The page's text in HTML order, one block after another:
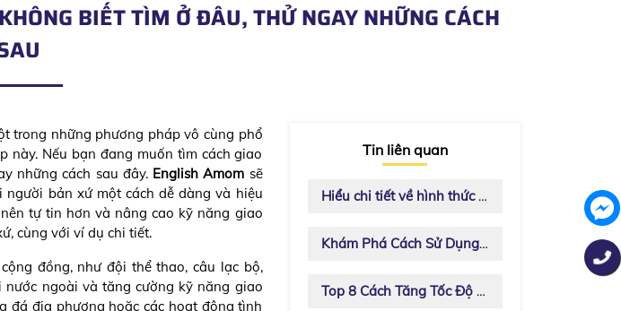
BIẾT TÌM Ở ĐÂU, THỬ NGAY NHỮNG CÁCH
trong những phương pháp vô cùng phổ
này. Nếu bạn đang muốn tìm cách giao
những cách sau đây. English Amom sẽ
bản xứ một cách dễ dàng và hiệu
tự tin hơn và nâng cao kỹ năng giao
cùng với ví dụ chi tiết.
đồng, như đội thể thao, câu lạc bộ,
ngoài và tăng cường kỹ năng giao
đá địa phương hoặc các hoạt động tình
Tin liên quan
Hiểu chi tiết về hình thức học Zoom của English Amom
Khám Phá Cách Sử Dụng Thủ Pháp Dictation Listening - Nghe Chép Chính Tả
Top 8 Cách Tăng Tốc Độ Đọc Hiểu Tiếng Anh Mà Dân Ngoại Ngữ Không Chia Sẻ Với Bạn